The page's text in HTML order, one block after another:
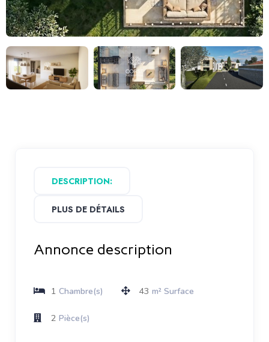
DESCRIPTION:
PLUS DE DÉTAILS
Annonce description
1 Chambre(s) 43 m² Surface
2 Pièce(s)